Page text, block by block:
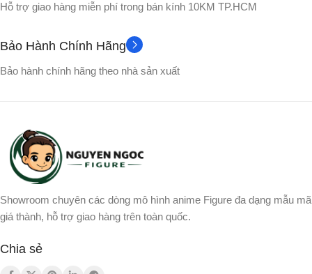
Hỗ trợ giao hàng miễn phí trong bán kính 10KM TP.HCM
Bảo Hành Chính Hãng
Bảo hành chính hãng theo nhà sản xuất
Showroom chuyên các dòng mô hình anime Figure đa dạng mẫu mã
giá thành, hỗ trợ giao hàng trên toàn quốc.
Chia sẻ